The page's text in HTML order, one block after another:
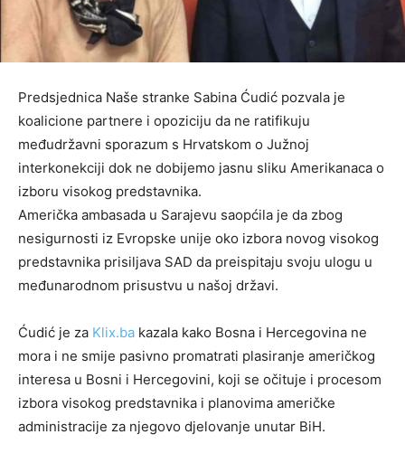
Predsjednica Naše stranke Sabina Ćudić pozvala je
koalicione partnere i opoziciju da ne ratifikuju
međudržavni sporazum s Hrvatskom o Južnoj
interkonekciji dok ne dobijemo jasnu sliku Amerikanaca o
izboru visokog predstavnika.
Američka ambasada u Sarajevu saopćila je da zbog
nesigurnosti iz Evropske unije oko izbora novog visokog
predstavnika prisiljava SAD da preispitaju svoju ulogu u
međunarodnom prisustvu u našoj državi.
Ćudić je za Klix.ba kazala kako Bosna i Hercegovina ne
mora i ne smije pasivno promatrati plasiranje američkog
interesa u Bosni i Hercegovini, koji se očituje i procesom
izbora visokog predstavnika i planovima američke
administracije za njegovo djelovanje unutar BiH.